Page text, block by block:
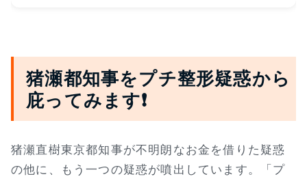
猪瀬都知事をプチ整形疑惑から
庇ってみます❗
猪瀬直樹東京都知事が不明朗なお金を借りた疑惑
の他に、もう一つの疑惑が噴出しています。「プ